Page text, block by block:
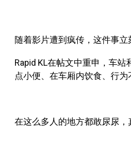
随着影片遭到疯传，这件事
Rapid KL在帖文中重申，车
点小便、在车厢内饮食、行为
在这么多人的地方都敢尿尿，